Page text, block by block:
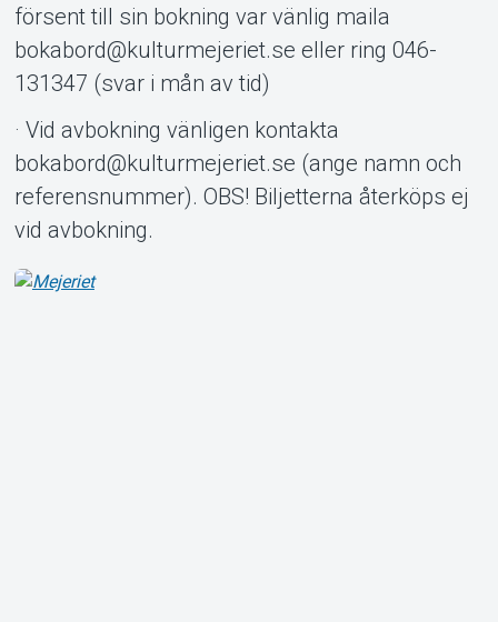
försent till sin bokning var vänlig maila
bokabord@kulturmejeriet.se eller ring 046-
131347 (svar i mån av tid)
· Vid avbokning vänligen kontakta
bokabord@kulturmejeriet.se (ange namn och
referensnummer). OBS! Biljetterna återköps ej
vid avbokning.